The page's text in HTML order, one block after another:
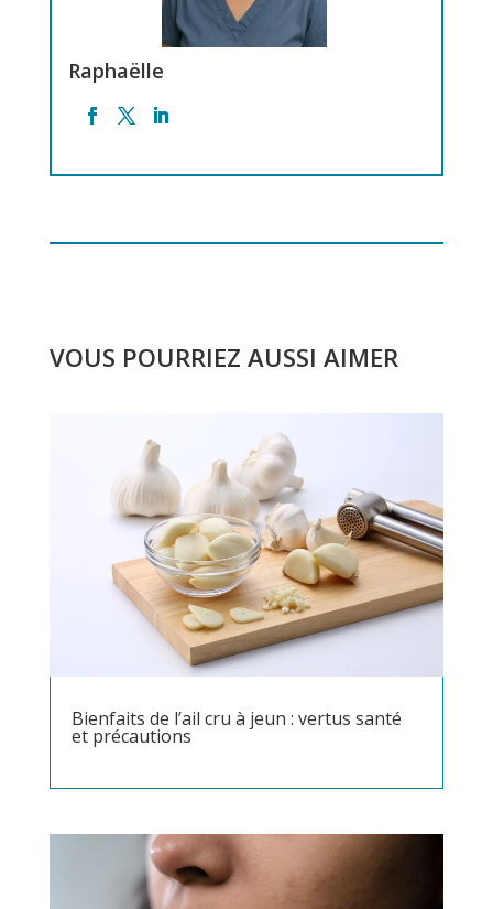
Raphaëlle
VOUS POURRIEZ AUSSI AIMER
Bienfaits de l’ail cru à jeun : vertus santé
et précautions